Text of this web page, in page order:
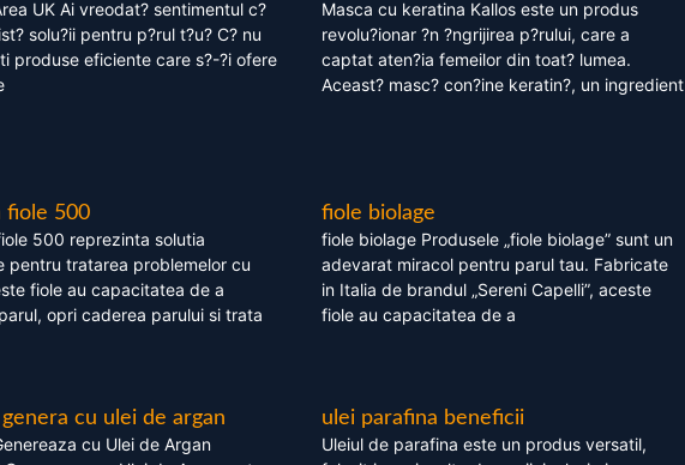
UK Ai vreodat? sentimentul c?
solu?ii pentru p?rul t?u? C? nu
produse eficiente care s?-?i ofere
Masca cu keratina Kallos este un produs
revolu?ionar ?n ?ngrijirea p?rului, care a
captat aten?ia femeilor din toat? lumea.
Aceast? masc? con?ine keratin?, un ingredient
fiole 500
500 reprezinta solutia
pentru tratarea problemelor cu
fiole au capacitatea de a
opri caderea parului si trata
fiole biolage
fiole biolage Produsele „fiole biolage” sunt un
adevarat miracol pentru parul tau. Fabricate
in Italia de brandul „Sereni Capelli”, aceste
fiole au capacitatea de a
cu ulei de argan
cu Ulei de Argan
ulei parafina beneficii
Uleiul de parafina este un produs versatil,